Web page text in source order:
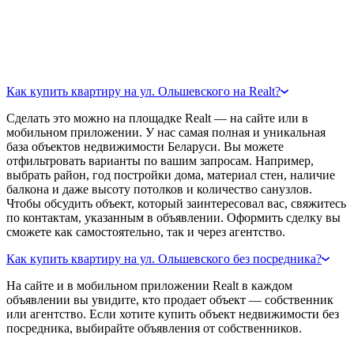
Как купить квартиру на ул. Ольшевского на Realt?
Сделать это можно на площадке Realt — на сайте или в
мобильном приложении. У нас самая полная и уникальная
база объектов недвижимости Беларуси. Вы можете
отфильтровать варианты по вашим запросам. Например,
выбрать район, год постройки дома, материал стен, наличие
балкона и даже высоту потолков и количество санузлов.
Чтобы обсудить объект, который заинтересовал вас, свяжитесь
по контактам, указанным в объявлении. Оформить сделку вы
сможете как самостоятельно, так и через агентство.
Как купить квартиру на ул. Ольшевского без посредника?
На сайте и в мобильном приложении Realt в каждом
объявлении вы увидите, кто продает объект — собственник
или агентство. Если хотите купить объект недвижимости без
посредника, выбирайте объявления от собственников.